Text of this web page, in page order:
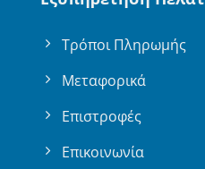
Τρόποι Πληρωμής
Μεταφορικά
Επιστροφές
Επικοινωνία